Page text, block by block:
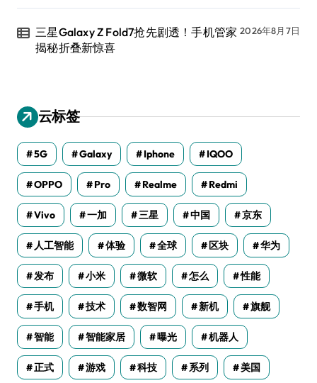
三星Galaxy Z Fold7抢先剧透！手机管家
揭秘折叠新惊喜
2026年8月7日
云标签
5G Galaxy Iphone IQOO
OPPO Pro Realme Redmi
Vivo 一加 三星 中国 京东
人工智能 体验 全球 区块 华为
发布 小米 微软 怎么 性能
手机 技术 数智网 新机 旗舰
智能 智能家居 曝光 机器人
正式 游戏 科技 系列 美国